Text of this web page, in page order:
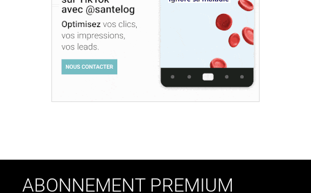
ABONNEMENT PREMIUM